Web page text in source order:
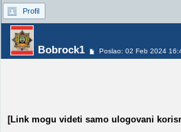
Profil
Bobrock1 Poslao: 02 Feb 2024
[Link mogu videti samo ulogovani